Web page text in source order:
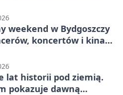
weekend w Bydgoszczy
koncertów i kina
lat historii pod ziemią.
pokazuje dawną